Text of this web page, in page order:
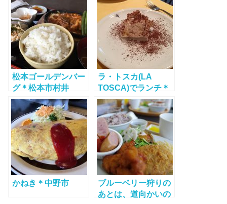
松本ゴールデンバー
グ＊松本市村井
ラ・トスカ(LA
TOSCA)でランチ＊
長野市
かねき＊中野市
ブルーベリー狩りの
あとは、道向かいの